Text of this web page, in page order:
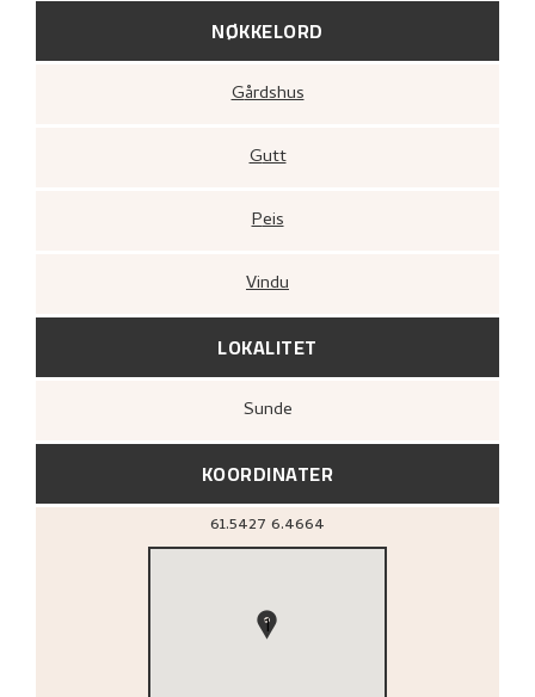
NØKKELORD
Gårdshus
Gutt
Peis
Vindu
LOKALITET
Sunde
KOORDINATER
61.5427 6.4664
1